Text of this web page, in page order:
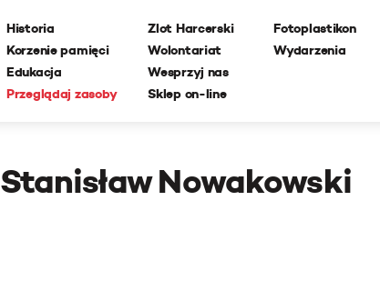
Historia
Korzenie pamięci
Edukacja
Przeglądaj zasoby
Zlot Harcerski
Wolontariat
Wesprzyj nas
Sklep on-line
Fotoplastikon
Wydarzenia
Stanisław Nowakowski